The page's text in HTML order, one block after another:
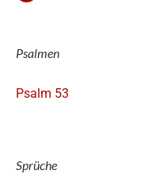
Psalmen
Psalm 53
Sprüche